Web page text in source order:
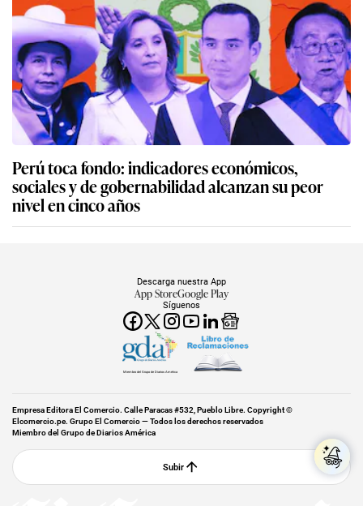
Perú toca fondo: indicadores económicos,
sociales y de gobernabilidad alcanzan su peor
nivel en cinco años
Síguenos
Descarga nuestra App
App StoreGoogle Play
Miembro del Grupo de Diarios América
Empresa Editora El Comercio. Calle Paracas #532, Pueblo Libre. Copyright ©
Elcomercio.pe. Grupo El Comercio — Todos los derechos reservados
Miembro del Grupo de Diarios América
Subir